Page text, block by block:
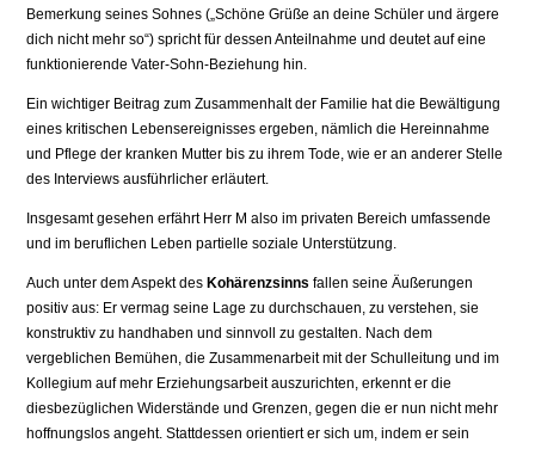
Bemerkung seines Sohnes („Schöne Grüße an deine Schüler und ärgere
dich nicht mehr so“) spricht für dessen Anteilnahme und deutet auf eine
funktionierende Vater-Sohn-Beziehung hin.
Ein wichtiger Beitrag zum Zusammenhalt der Familie hat die Bewältigung
eines kritischen Lebensereignisses ergeben, nämlich die Hereinnahme
und Pflege der kranken Mutter bis zu ihrem Tode, wie er an anderer Stelle
des Interviews ausführlicher erläutert.
Insgesamt gesehen erfährt Herr M also im privaten Bereich umfassende
und im beruflichen Leben partielle soziale Unterstützung.
Auch unter dem Aspekt des Kohärenzsinns fallen seine Äußerungen
positiv aus: Er vermag seine Lage zu durchschauen, zu verstehen, sie
konstruktiv zu handhaben und sinnvoll zu gestalten. Nach dem
vergeblichen Bemühen, die Zusammenarbeit mit der Schulleitung und im
Kollegium auf mehr Erziehungsarbeit auszurichten, erkennt er die
diesbezüglichen Widerstände und Grenzen, gegen die er nun nicht mehr
hoffnungslos angeht. Stattdessen orientiert er sich um, indem er sein